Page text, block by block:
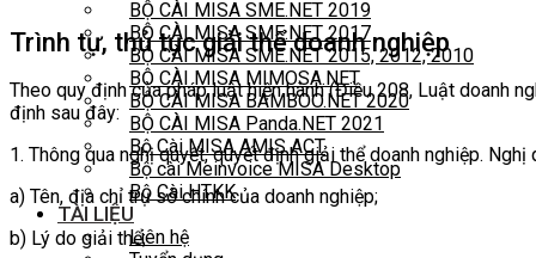
BỘ CÀI MISA SME.NET 2019
BỘ CÀI MISA SME.NET 2017
BỘ CÀI MISA SME.NET 2015, 2012, 2010
BỘ CÀI MISA MIMOSA.NET
BỘ CÀI MISA BAMBOO.NET 2020
BỘ CÀI MISA Panda.NET 2021
Bộ Cài MISA AMIS ACT
Bộ cài Meinvoice MISA Desktop
Bộ Cài HTKK
TÀI LIỆU
Liên hệ
Trình tự, thủ tục giải thể doanh nghiệp
Theo quy định của pháp luật hiện hành (Điều 208, Luật doanh
định sau đây:
1. Thông qua nghị quyết, quyết định giải thể doanh nghiệp.
a) Tên, địa chỉ trụ sở chính của doanh nghiệp;
b) Lý do giải thể;